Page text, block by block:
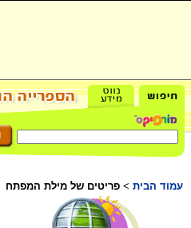
עמוד הבית > פריטים של מילת המפתח